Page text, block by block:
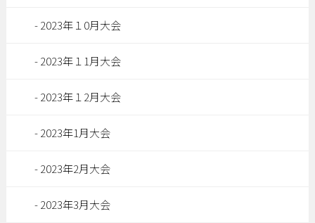
2023年１0月大会
2023年１1月大会
2023年１2月大会
2023年1月大会
2023年2月大会
2023年3月大会